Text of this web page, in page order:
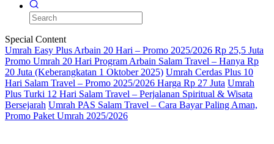
Special Content
Umrah Easy Plus Arbain 20 Hari – Promo 2025/2026 Rp 25,5 Juta
Promo Umrah 20 Hari Program Arbain Salam Travel – Hanya Rp
20 Juta (Keberangkatan 1 Oktober 2025) Umrah Cerdas Plus 10
Hari Salam Travel – Promo 2025/2026 Harga Rp 27 Juta Umrah
Plus Turki 12 Hari Salam Travel – Perjalanan Spiritual & Wisata
Bersejarah Umrah PAS Salam Travel – Cara Bayar Paling Aman,
Promo Paket Umrah 2025/2026